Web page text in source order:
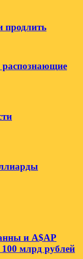
распознающие
и A$AP
100 млрд рублей